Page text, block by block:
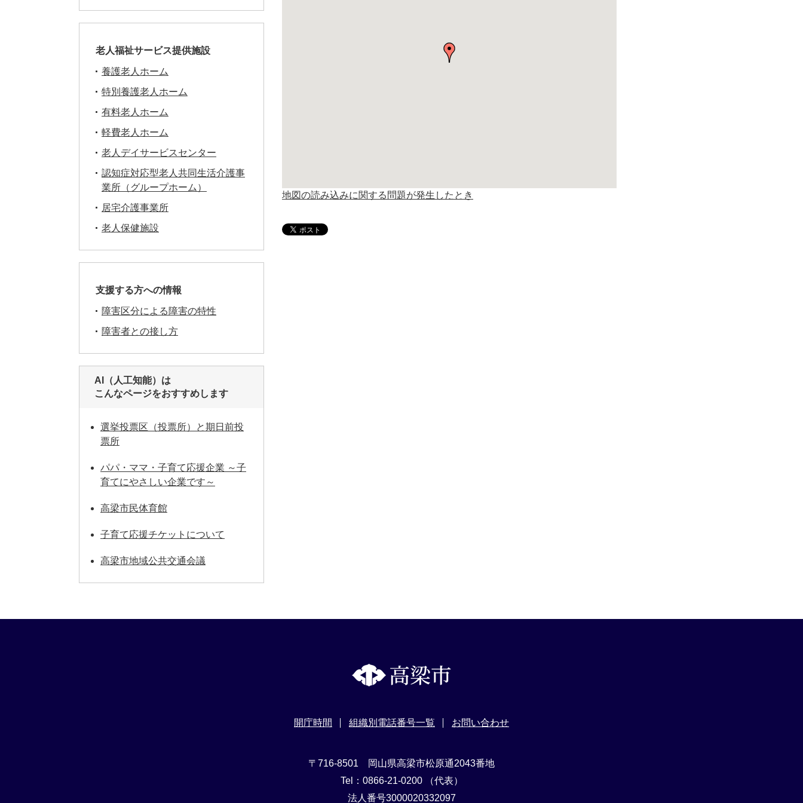
地図の読み込みに関する問題が発生したとき
老人福祉サービス提供施設
養護老人ホーム
特別養護老人ホーム
有料老人ホーム
軽費老人ホーム
老人デイサービスセンター
認知症対応型老人共同生活介護事
業所（グループホーム）
居宅介護事業所
老人保健施設
支援する方への情報
障害区分による障害の特性
障害者との接し方
AI（人工知能）は
こんなページをおすすめします
選挙投票区（投票所）と期日前投
票所
パパ・ママ・子育て応援企業 ～子
育てにやさしい企業です～
高梁市民体育館
子育て応援チケットについて
高梁市地域公共交通会議
開庁時間 組織別電話番号一覧 お問い合わせ
〒716-8501 岡山県高梁市松原通2043番地
Tel：0866-21-0200 （代表）
法人番号3000020332097